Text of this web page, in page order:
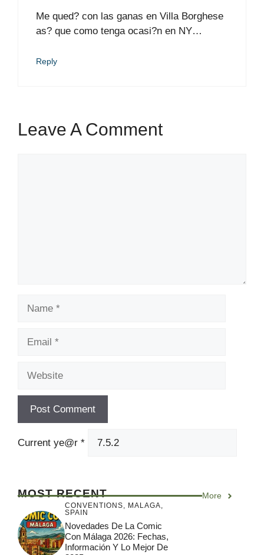
Me qued? con las ganas en Villa Borghese
as? que como tenga ocasi?n en NY…
Reply
Leave A Comment
Current ye@r *
MOST RECENT More
CONVENTIONS, MALAGA,
SPAIN
Novedades De La Comic
Con Málaga 2026: Fechas,
Información Y Lo Mejor De